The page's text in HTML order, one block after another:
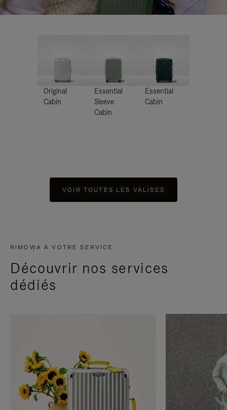
Original
Cabin
Essential
Sleeve
Cabin
Essential
Cabin
VOIR TOUTES LES VALISES
RIMOWA À VOTRE SERVICE
Découvrir nos services
dédiés